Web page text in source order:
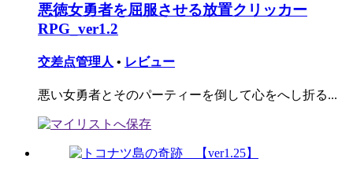
悪徳女勇者を屈服させる放置クリッカー
RPG_ver1.2
交差点管理人 • レビュー
悪い女勇者とそのパーティーを倒して心をへし折る...